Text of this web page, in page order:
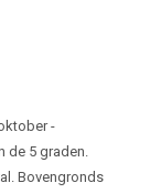
-
de 5 graden.
Bovengronds